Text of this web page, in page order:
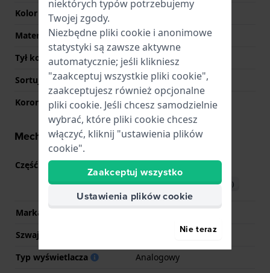
Kolor koperty
Materiał tyłu koperty
Stal nierdzewna
Tył koperty
Pokrywa ciśnieniowa
Sortuj szkiełka
Sapphire
Korona
Koronka wyciągana
Mechanizm - informacje
Część mechanizmu nr Zobacz specyfikacje
Pobierz instrukcję (English)
Marka Movement
Szwajcarski mechanizm
Typ wyświetlacza
Analogowy
niektórych typów potrzebujemy
Twojej zgody.
Niezbędne pliki cookie i anonimowe
statystyki są zawsze aktywne
automatycznie; jeśli klikniesz
"zaakceptuj wszystkie pliki cookie",
zaakceptujesz również opcjonalne
pliki cookie. Jeśli chcesz samodzielnie
wybrać, które pliki cookie chcesz
włączyć, kliknij "ustawienia plików
cookie".
Zaakceptuj wszystko
Ustawienia plików cookie
Nie teraz